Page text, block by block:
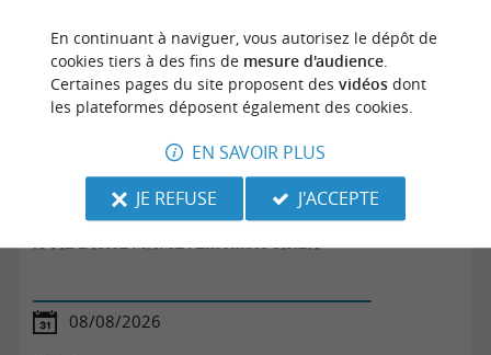
A YIDDISHE MAME ! Ensemble SIRBA
08/08/2026
En continuant à naviguer, vous autorisez le dépôt de
cookies tiers à des fins de mesure d'audience.
Certaines pages du site proposent des vidéosdont
les plateformes déposent également des cookies.
EN SAVOIR PLUS
JE REFUSE
J'ACCEPTE